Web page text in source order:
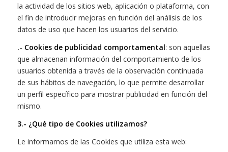
la actividad de los sitios web, aplicación o plataforma, con
el fin de introducir mejoras en función del análisis de los
datos de uso que hacen los usuarios del servicio.
.- Cookies de publicidad comportamental: son aquellas
que almacenan información del comportamiento de los
usuarios obtenida a través de la observación continuada
de sus hábitos de navegación, lo que permite desarrollar
un perfil específico para mostrar publicidad en función del
mismo.
3.- ¿Qué tipo de Cookies utilizamos?
Le informamos de las Cookies que utiliza esta web: